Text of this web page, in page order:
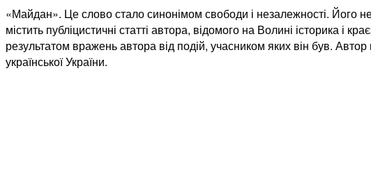
«Майдан». Це слово стало синонімом свободи і незалежності. Його
містить публіцистичні статті автора, відомого на Волині історика і
результатом вражень автора від подій, учасником яких він був.
української України.